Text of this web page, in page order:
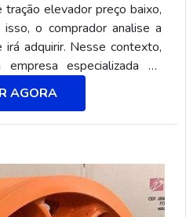
elevador preço baixo,
o comprador analise a
adquirir. Nesse contexto,
especializada no
atua com acessórios
a dureza e resistência
os cabos de aço.O
PARA DIVERSAS
AGORA